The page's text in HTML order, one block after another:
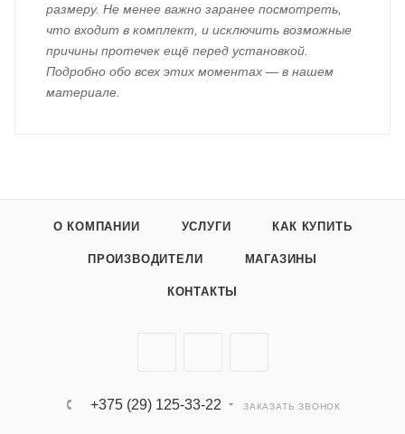
размеру. Не менее важно заранее посмотреть,
что входит в комплект, и исключить возможные
причины протечек ещё перед установкой.
Подробно обо всех этих моментах — в нашем
материале.
О КОМПАНИИ УСЛУГИ КАК КУПИТЬ
ПРОИЗВОДИТЕЛИ МАГАЗИНЫ
КОНТАКТЫ
+375 (29) 125-33-22 ЗАКАЗАТЬ ЗВОНОК